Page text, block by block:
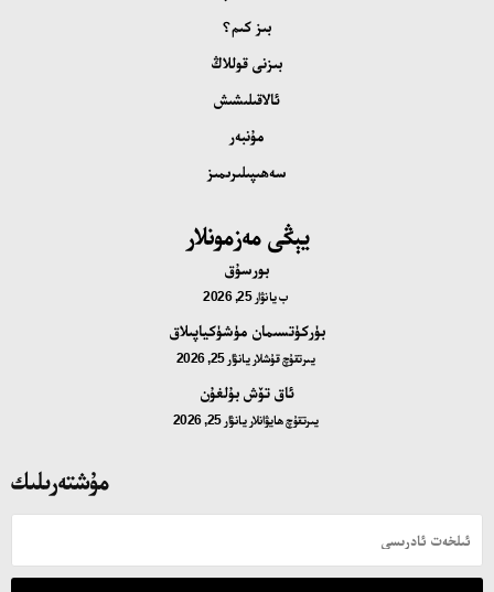
بىز كىم؟
بىزنى قوللاڭ
ئالاقىلىشىش
مۇنبەر
سەھىپىلىرىمىز
يېڭى مەزمونلار
بورسۇق
بيانۋار 25, 2026
بۈركۈتسىمان مۈشۈكياپىلاق
يىرتقۇچ قۇشلار يانۋار 25, 2026
ئاق تۆش بۇلغۇن
يىرتقۇچ ھايۋانلار يانۋار 25, 2026
مۇشتەرىلىك